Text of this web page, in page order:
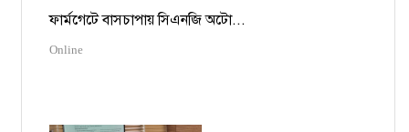
ফার্মগেটে বাসচাপায় সিএনজি অটো...
Online